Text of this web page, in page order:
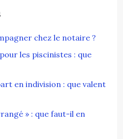
chez le notaire ?
les piscinistes : que
en indivision : que valent
» : que faut-il en